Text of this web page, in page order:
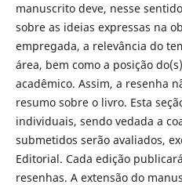
manuscrito deve, nesse
sobre as ideias expressas na
empregada, a relevância do
área, bem como a posição
acadêmico. Assim, a resenha
resumo sobre o livro. Esta
individuais, sendo vedada a
submetidos serão avaliados,
Editorial. Cada edição
resenhas. A extensão do